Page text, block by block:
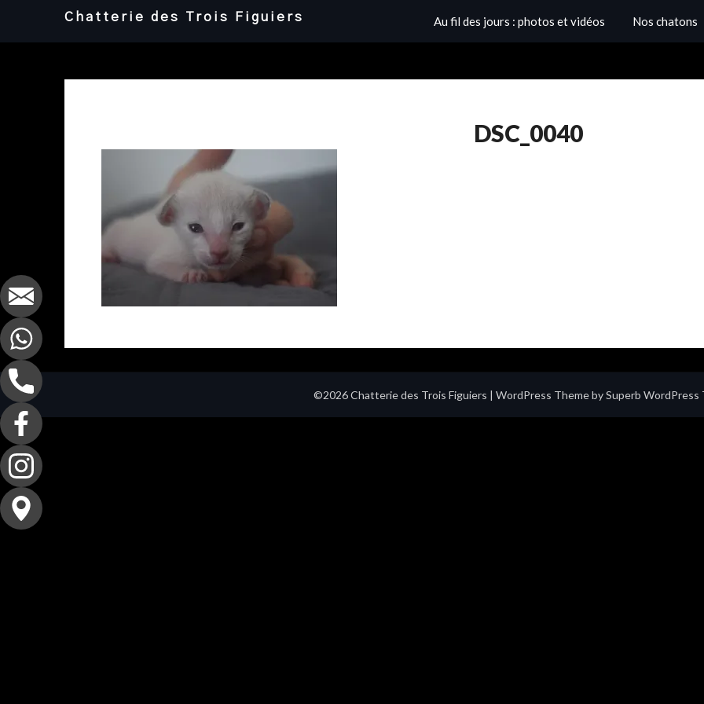
Chatterie des Trois Figuiers Au fil des jours : photos et vidéos Nos chatons
DSC_0040
©2026 Chatterie des Trois Figuiers | WordPress Theme bySuperb WordPress